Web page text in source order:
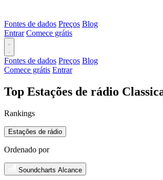
Fontes de dados Preços Blog
Entrar Comece grátis
Fontes de dados Preços Blog
Comece grátis Entrar
Top Estações de rádio
Rankings
Estações de rádio
Ordenado por
Soundcharts Alcance